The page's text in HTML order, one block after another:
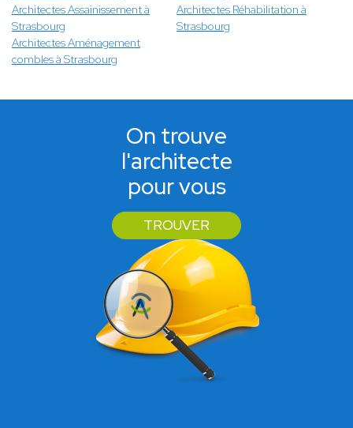
Architectes Assainissement à
Strasbourg
Architectes Réhabilitation à
Strasbourg
Architectes Aménagement
combles à Strasbourg
On trouve
l'architecte
pour vous
TROUVER